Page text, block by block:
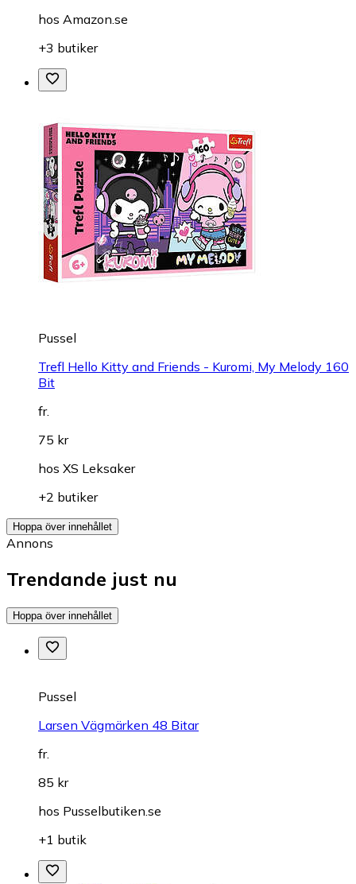
hos Amazon.se
+3 butiker
Pussel
Trefl Hello Kitty and Friends - Kuromi, My Melody 160
Bit
fr.
75 kr
hos XS Leksaker
+2 butiker
Hoppa över innehållet
Annons
Trendande just nu
Hoppa över innehållet